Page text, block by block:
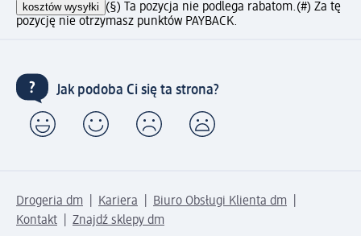
kosztów wysyłki (§) Ta pozycja nie podlega rabatom.(#) Za tę
pozycję nie otrzymasz punktów PAYBACK.
Jak podoba Ci się ta strona?
Drogeria dm Kariera
Biuro Obsługi Klienta dm
Kontakt
Znajdź sklepy dm